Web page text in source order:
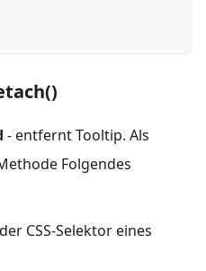
- entfernt Tooltip. Als
Folgendes
CSS-Selektor eines